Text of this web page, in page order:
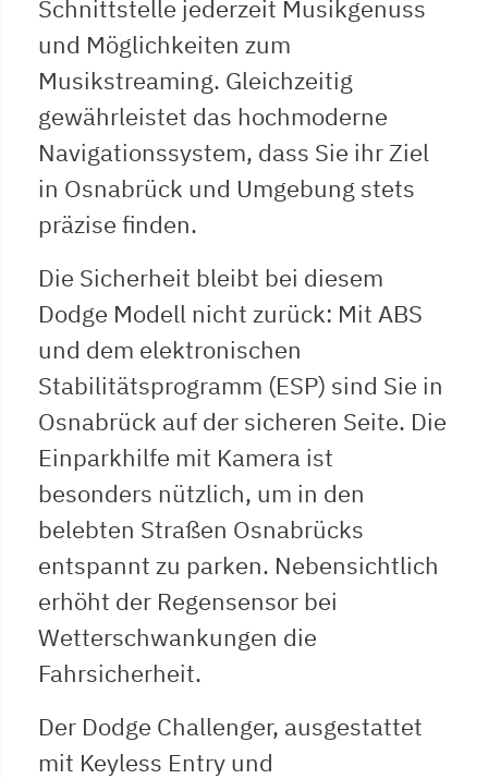
Schnittstelle jederzeit Musikgenuss
und Möglichkeiten zum
Musikstreaming. Gleichzeitig
gewährleistet das hochmoderne
Navigationssystem, dass Sie ihr Ziel
in Osnabrück und Umgebung stets
präzise finden.
Die Sicherheit bleibt bei diesem
Dodge Modell nicht zurück: Mit ABS
und dem elektronischen
Stabilitätsprogramm (ESP) sind Sie in
Osnabrück auf der sicheren Seite. Die
Einparkhilfe mit Kamera ist
besonders nützlich, um in den
belebten Straßen Osnabrücks
entspannt zu parken. Nebensichtlich
erhöht der Regensensor bei
Wetterschwankungen die
Fahrsicherheit.
Der Dodge Challenger, ausgestattet
mit Keyless Entry und